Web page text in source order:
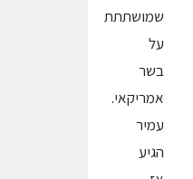
שמושתתת
על
בשר
אמריקאי.
עמיר
הגיע